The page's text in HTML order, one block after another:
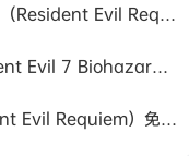
生化危机9：安魂曲-虚拟机版（Resident Evil Requiem HYPERVISOR）免安装中文版
《生化危机7：黄金版/Resident Evil 7 Biohazard》免安装中文版
生化危机9：安魂曲（Resident Evil Requiem）免安装中文版